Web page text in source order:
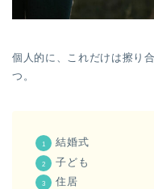
個人的に、これだけは擦り
つ。
結婚式
子ども
住居